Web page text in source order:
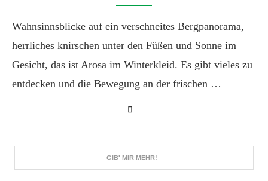
Wahnsinnsblicke auf ein verschneites Bergpanorama,
herrliches knirschen unter den Füßen und Sonne im
Gesicht, das ist Arosa im Winterkleid. Es gibt vieles zu
entdecken und die Bewegung an der frischen …
GIB' MIR MEHR!